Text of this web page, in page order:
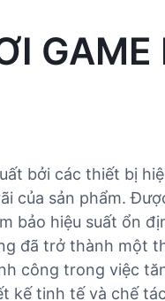
bởi các thiết bị
của sản phẩm.
bảo hiệu suất ổn
đã trở thành
công trong việc
kế tinh tế và chế